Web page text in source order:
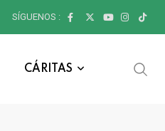
SÍGUENOS :
CÁRITAS